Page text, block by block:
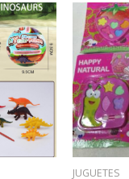
JUGUETES